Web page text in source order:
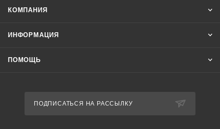
КОМПАНИЯ
ИНФОРМАЦИЯ
ПОМОЩЬ
ПОДПИСАТЬСЯ НА РАССЫЛКУ